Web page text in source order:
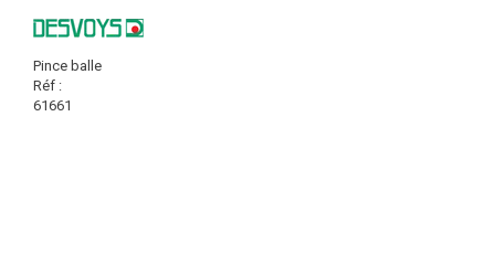
Pince balle
Réf :
61661